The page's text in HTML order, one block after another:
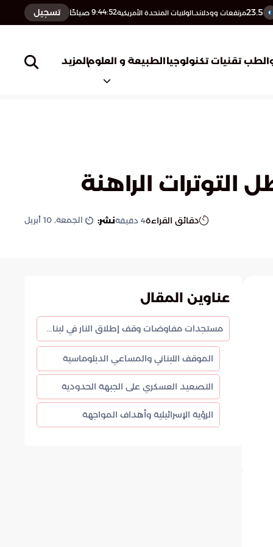
23.5مرتفعات وودلاند,الولايات المتحدة الأمريكية9:44:53 صباحًا تسجيل
تقنيات تكنولوجياالطبيعة و العلومالمزيد
الراهنة
دقائق القراءة4 دقيقةنشر: الجمعة, 10 أبريل
عناوين المقال
مستجدات مفاوضات وقف إطلاق النار في لبنان والعمليات الميدانية
الموقف اللبناني والمساعي الدبلوماسية
التصعيد العسكري على الجبهة الحدودية
الرؤية الإسرائيلية وأهداف المواجهة